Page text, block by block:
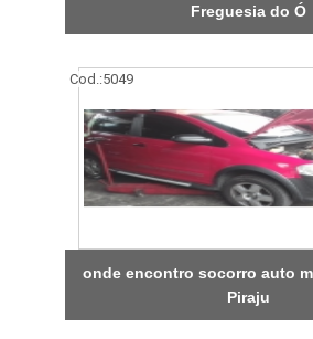
Freguesia do Ó
Cod.:5049
onde encontro socorro auto
Piraju